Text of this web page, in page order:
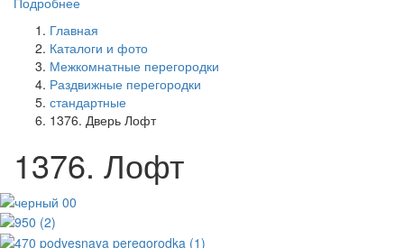
Главная
Каталоги и фото
Межкомнатные перегородки
Раздвижные перегородки
стандартные
1376. Дверь Лофт
1376. Лофт